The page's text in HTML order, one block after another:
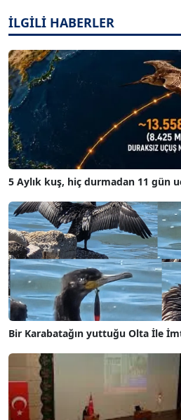
İLGİLİ HABERLER
5 Aylık kuş, hiç durmadan 11 gün
Bir Karabatağın yuttuğu Olta İle